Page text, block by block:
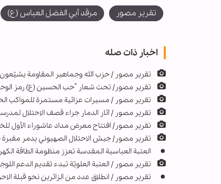
تقرير مصور مرقد أبي الفضل العباس (ع)
اخبار ذات صله
تقرير مصور / حزب الله وجماهير المقاومة
تقرير مصور/ تحت شعار “حب الحسين (ع) رمز
تقرير مصور / مسيرات عزائية مستمرة للمواكب
تقرير مصور / آثار الدمار جراء قصف الاحتلال
تقرير مصور/ افتتاح معرض مداد عاشوراء الأول
تقرير مصور/ جيش الاحتلال الصهيوني يدمر
العتبة العباسية المقدسة تعزز منظومة الطاقة
تقرير مصور / العتبة العلويّة تبدء تقديم الدعم
تقرير مصور / انطلاق عدد من الزائرين نحو قبلة